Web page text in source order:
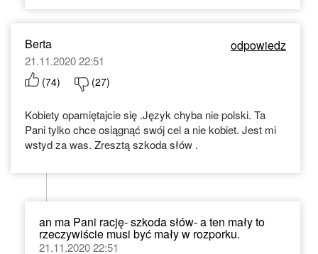
Berta odpowiedz
21.11.2020 22:51
(74) (27)
Kobiety opamiętajcie się .Język chyba nie polski. Ta
Pani tylko chce osiągnąć swój cel a nie kobiet. Jest mi
wstyd za was. Zresztą szkoda słów .
an ma Pani rację- szkoda słów- a ten mały to
rzeczywiście musi być mały w rozporku.
21.11.2020 22:51